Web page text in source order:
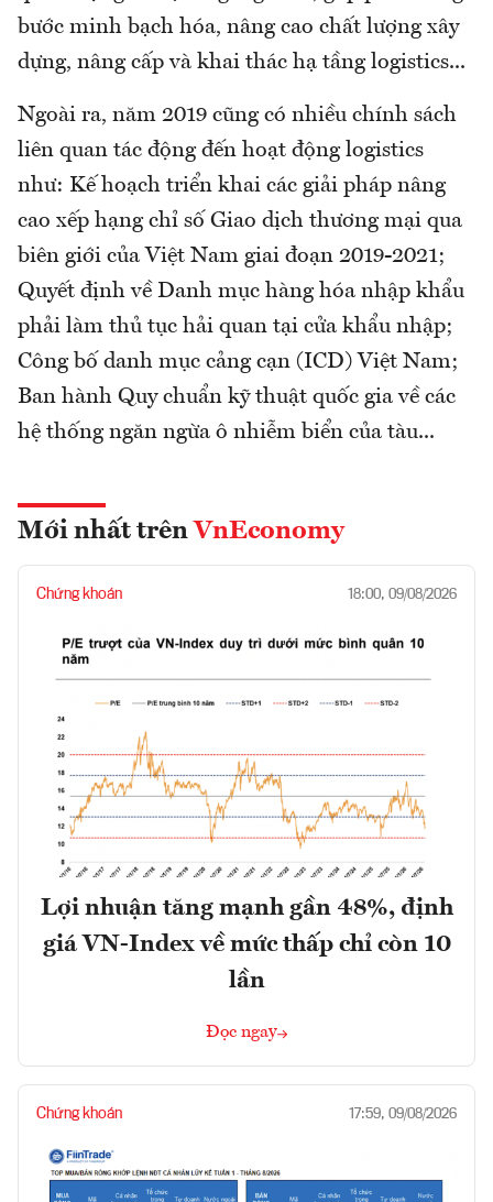
bước minh bạch hóa, nâng cao chất lượng xây
dựng, nâng cấp và khai thác hạ tầng logistics...
Ngoài ra, năm 2019 cũng có nhiều chính sách
liên quan tác động đến hoạt động logistics
như: Kế hoạch triển khai các giải pháp nâng
cao xếp hạng chỉ số Giao dịch thương mại qua
biên giới của Việt Nam giai đoạn 2019-2021;
Quyết định về Danh mục hàng hóa nhập khẩu
phải làm thủ tục hải quan tại cửa khẩu nhập;
Công bố danh mục cảng cạn (ICD) Việt Nam;
Ban hành Quy chuẩn kỹ thuật quốc gia về các
hệ thống ngăn ngừa ô nhiễm biển của tàu...
Mới nhất trên VnEconomy
Chứng khoán 18:00, 09/08/2026
Lợi nhuận tăng mạnh gần 48%, định
giá VN-Index về mức thấp chỉ còn 10
lần
Đọc ngay
Chứng khoán 17:59, 09/08/2026